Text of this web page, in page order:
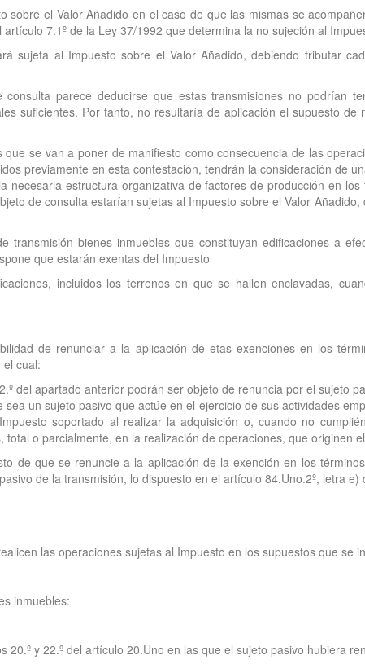
sobre el Valor Añadido en el caso de que las mismas se
7.1º de la Ley 37/1992 que determina la no sujeción al
sujeta al Impuesto sobre el Valor Añadido, debiendo tributar
parece deducirse que estas transmisiones no podrían
suficientes. Por tanto, no resultaría de aplicación el supuesto
se van a poner de manifiesto como consecuencia de las
previamente en esta contestación, tendrán la consideración de
necesaria estructura organizativa de factores de producción en
de consulta estarían sujetas al Impuesto sobre el Valor
bienes inmuebles que constituyan edificaciones a
que estarán exentas del Impuesto
incluidos los terrenos en que se hallen enclavadas,
de renunciar a la aplicación de etas exenciones en los
cual:
del apartado anterior podrán ser objeto de renuncia por el sujeto
un sujeto pasivo que actúe en el ejercicio de sus actividades
soportado al realizar la adquisición o, cuando no
o parcialmente, en la realización de operaciones, que originen
de que se renuncie a la aplicación de la exención en los
de la transmisión, lo dispuesto en el artículo 84.Uno.2º, letra
las operaciones sujetas al Impuesto en los supuestos que se
inmuebles:
y 22.º del artículo 20.Uno en las que el sujeto pasivo hubiera